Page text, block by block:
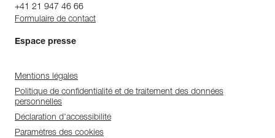
+41 21 947 46 66
Formulaire de contact
Espace presse
Mentions légales
Politique de confidentialité et de traitement des données
personnelles
Déclaration d'accessibilité
Paramètres des cookies